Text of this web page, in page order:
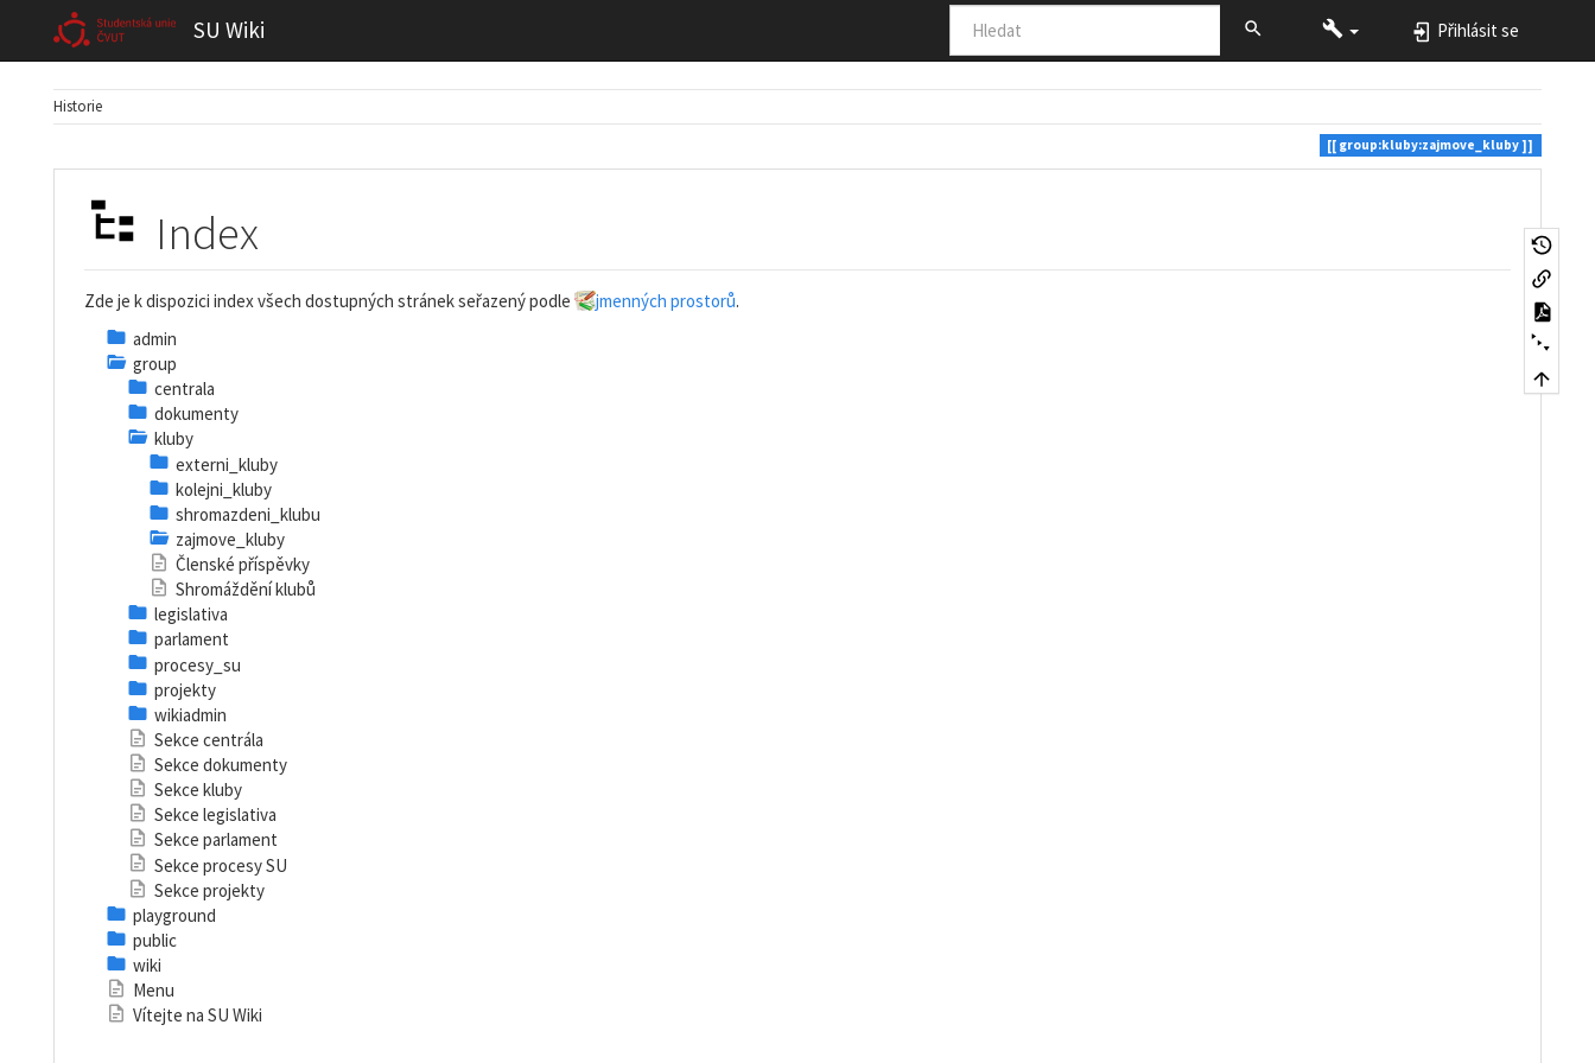
SU Wiki Přihlásit se
Historie
group:kluby:zajmove_kluby
Index
Zde je k dispozici index všech dostupných stránek seřazený podle jmenných prostorů.
admin
group
centrala
dokumenty
kluby
externi_kluby
kolejni_kluby
shromazdeni_klubu
zajmove_kluby
Členské příspěvky
Shromáždění klubů
legislativa
parlament
procesy_su
projekty
wikiadmin
Sekce centrála
Sekce dokumenty
Sekce kluby
Sekce legislativa
Sekce parlament
Sekce procesy SU
Sekce projekty
playground
public
wiki
Menu
Vítejte na SU Wiki